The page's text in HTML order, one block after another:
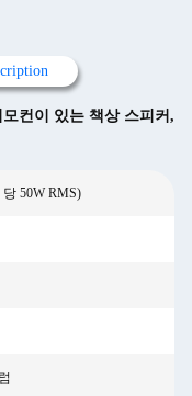
모컨이 있는 책상 스피커 ,
50W RMS)